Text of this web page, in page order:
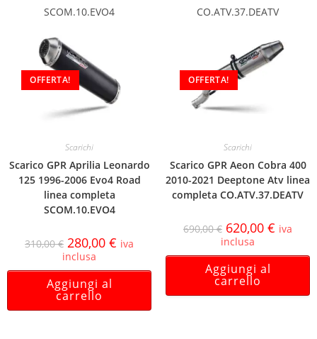
SCOM.10.EVO4
OFFERTA!
Scarichi
Scarico GPR Aprilia Leonardo
125 1996-2006 Evo4 Road
linea completa
SCOM.10.EVO4
310,00€ 280,00 € iva
inclusa
Aggiungi al
carrello
CO.ATV.37.DEATV
OFFERTA!
Scarichi
Scarico GPR Aeon Cobra 400
2010-2021 Deeptone Atv linea
completa CO.ATV.37.DEATV
690,00€ 620,00 € iva
inclusa
Aggiungi al
carrello